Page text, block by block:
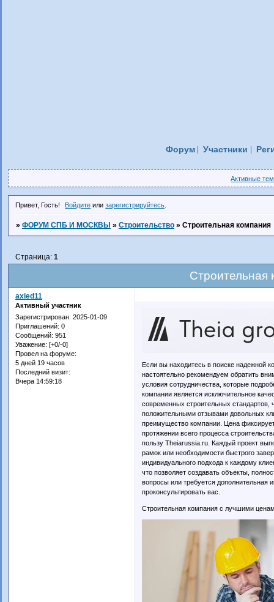
Форум Участники
Активные
Привет, Гость! Войдите илизарегистрируйтесь
» ФОРУМ СПБ И МОСКВЫ » Строительство » Строительная компания
Строительная
Страница: 1
axied11
Активный участник
Зарегистрирован: 2025-01-09
Приглашений: 0
Сообщений: 951
Уважение: [+0/-0]
Провел на форуме:
5 дней 19 часов
Последний визит:
Вчера 14:59:18
Если вы находитесь в поиске надежной
настоятельно рекомендуем обратить
условия сотрудничества, которые
компании является исключительное
современных строительных
положительными отзывами довольных
преимущество компании. Цена
протяжении всего процесса
пользу Theiarussia.ru. Каждый проект
рамок или необходимости быстрого
индивидуального подхода к каждому
что позволяет создавать объекты,
вопросы или требуется
проконсультировать вас.
Строительная компания с лучшими